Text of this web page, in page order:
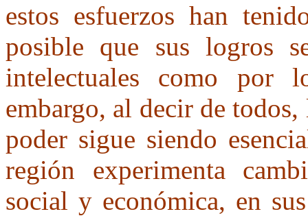
estos esfuerzos han
posible que sus logros
intelectuales como por
embargo, al decir de
poder sigue siendo
región experimenta
social y económica, en